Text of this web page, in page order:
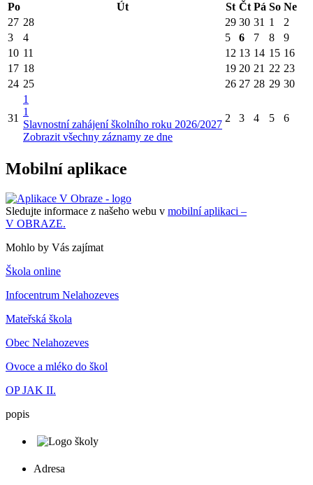
Po
Út St Čt Pá So Ne
27 28 29 30 31 1
2
3
4 5 6 7 8
9
10 11 12 13 14 15 16
17 18 19 20 21 22 23
24 25 26 27 28 29 30
31
1
1
Slavnostní zahájení školního roku 2026/2027
Zobrazit všechny záznamy ze dne
2 3 4 5 6
Mobilní aplikace
Sledujte informace z našeho webu v mobilní aplikaci –
V OBRAZE.
Mohlo by Vás zajímat
Škola online
Infocentrum Nelahozeves
Mateřská škola
Obec Nelahozeves
Ovoce a mléko do škol
OP JAK II.
popis
Adresa